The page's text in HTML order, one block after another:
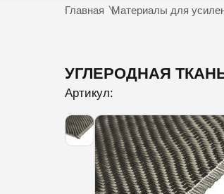
Главная Материалы для
УГЛЕРОДНАЯ ТКАНЬ
Артикул: